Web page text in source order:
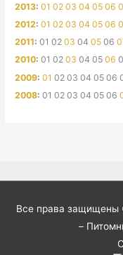
2013:01 02 03 04 05 06
2012:01 02 03 04 05 06
2011:01 02 03 04 05 06
2010:01 02 03 04 05 06
2009:01 02 03 04 05 06
2008:01 02 03 04 05 06
Все права
–